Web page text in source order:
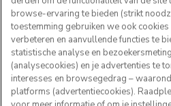
browse-ervaring te bieden (strikt
toestemming gebruiken we ook
verbeteren en aanvullende functies te
statistische analyse en
(analysecookies) en je advertenties te
interesses en browsegedrag –
platforms (advertentiecookies).